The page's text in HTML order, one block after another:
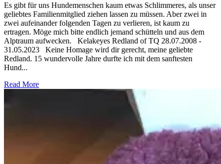
Es gibt für uns Hundemenschen kaum etwas Schlimmeres, als unser
geliebtes Familienmitglied ziehen lassen zu müssen. Aber zwei in
zwei aufeinander folgenden Tagen zu verlieren, ist kaum zu
ertragen. Möge mich bitte endlich jemand schütteln und aus dem
Alptraum aufwecken. Kelakeyes Redland of TQ 28.07.2008 -
31.05.2023 Keine Homage wird dir gerecht, meine geliebte
Redland. 15 wundervolle Jahre durfte ich mit dem sanftesten
Hund...
Read More